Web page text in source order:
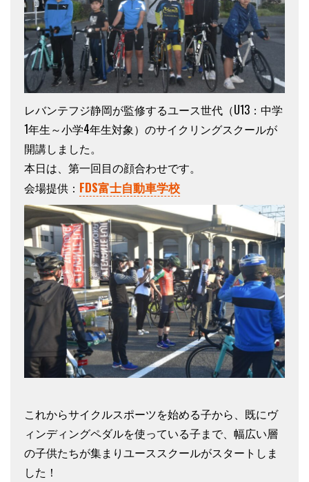
レバンテフジ静岡が監修するユース世代（U13：中学
1年生～小学4年生対象）のサイクリングスクールが
開講しました。
本日は、第一回目の顔合わせです。
会場提供： FDS富士自動車学校
これからサイクルスポーツを始める子から、既にヴ
ィンディングペダルを使っている子まで、幅広い層
の子供たちが集まりユーススクールがスタートしま
した！